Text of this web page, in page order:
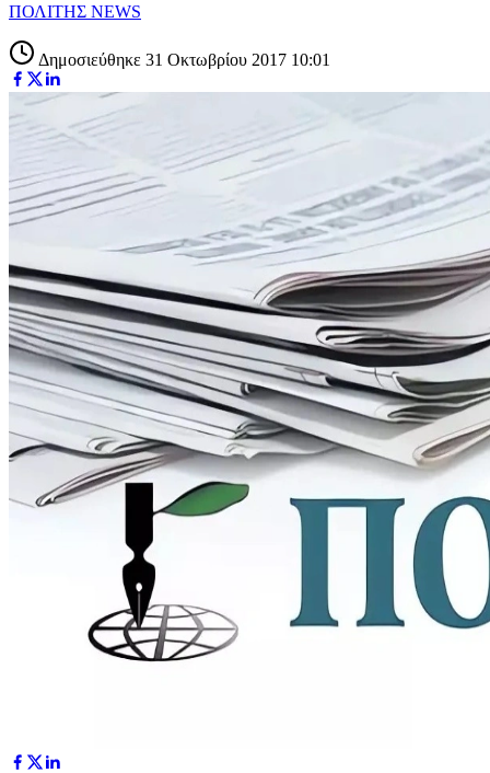
ΠΟΛΙΤΗΣ NEWS
Δημοσιεύθηκε 31 Οκτωβρίου 2017 10:01